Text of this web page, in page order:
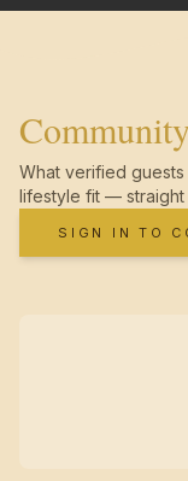
Community
What verified
lifestyle fit —
SIGN IN TO